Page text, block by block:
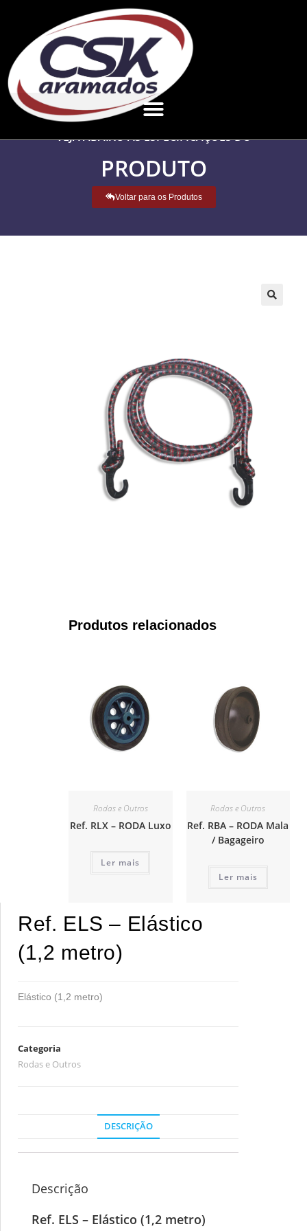
VEJA ABAIXO AS ESPECIFICAÇÕES DO
PRODUTO
Voltar para os Produtos
Produtos relacionados
Rodas e Outros
Ref. RLX – RODA Luxo
Ler mais
Rodas e Outros
Ref. RBA – RODA Mala
/ Bagageiro
Ler mais
Ref. ELS – Elástico
(1,2 metro)
Elástico (1,2 metro)
Categoria
Rodas e Outros
DESCRIÇÃO
Descrição
Ref. ELS – Elástico (1,2 metro)